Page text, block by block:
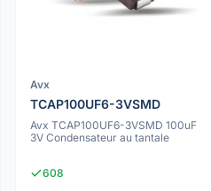
Avx
TCAP100UF6-3VSMD
Avx TCAP100UF6-3VSMD 100uF
3V Condensateur au tantale
608